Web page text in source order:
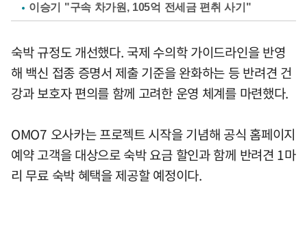
이승기 "구속 차가원, 105억 전세금 편취 사기"
숙박 규정도 개선했다. 국제 수의학 가이드라인을 반영
해 백신 접종 증명서 제출 기준을 완화하는 등 반려견 건
강과 보호자 편의를 함께 고려한 운영 체계를 마련했다.
OMO7 오사카는 프로젝트 시작을 기념해 공식 홈페이지
예약 고객을 대상으로 숙박 요금 할인과 함께 반려견 1마
리 무료 숙박 혜택을 제공할 예정이다.